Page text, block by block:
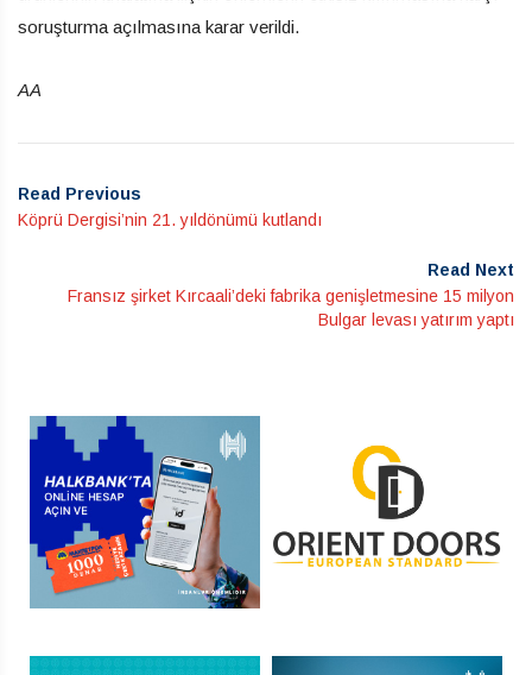
soruşturma açılmasına karar verildi.
AA
Read Previous
Köprü Dergisi’nin 21. yıldönümü kutlandı
Read Next
Fransız şirket Kırcaali’deki fabrika genişletmesine 15 milyon
Bulgar levası yatırım yaptı